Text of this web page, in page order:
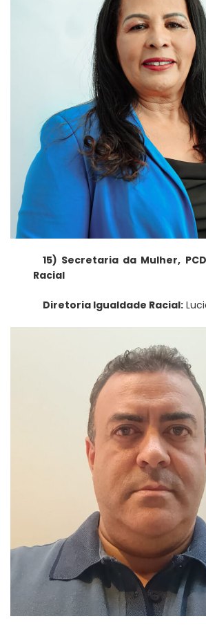
15) Secretaria da Mulher,
Racial
Diretoria Igualdade Racial: